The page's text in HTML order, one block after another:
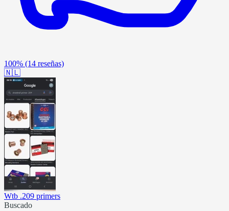
100% (14 reseñas)
🇳🇱
Wtb .209 primers
Buscado